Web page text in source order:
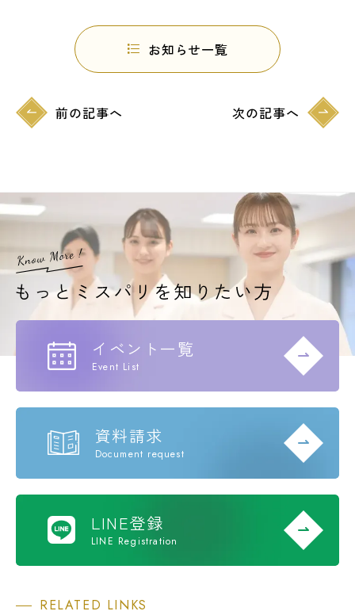
前の記事へ
お知らせ一覧
次の記事へ
イベント一覧
Event List
資料請求
Document request
LINE登録
LINE Registration
RELATED LINKS